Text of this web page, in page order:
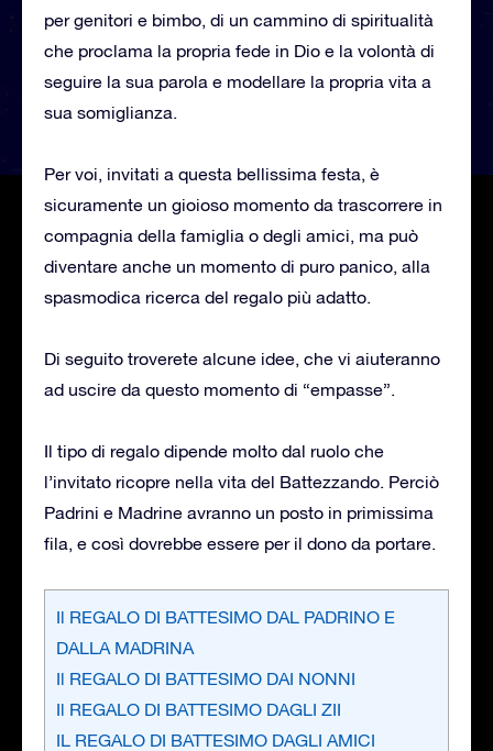
per genitori e bimbo, di un cammino di spiritualità
che proclama la propria fede in Dio e la volontà di
seguire la sua parola e modellare la propria vita a
sua somiglianza.
Per voi, invitati a questa bellissima festa, è
sicuramente un gioioso momento da trascorrere in
compagnia della famiglia o degli amici, ma può
diventare anche un momento di puro panico, alla
spasmodica ricerca del regalo più adatto.
Di seguito troverete alcune idee, che vi aiuteranno
ad uscire da questo momento di “empasse”.
Il tipo di regalo dipende molto dal ruolo che
l’invitato ricopre nella vita del Battezzando. Perciò
Padrini e Madrine avranno un posto in primissima
fila, e così dovrebbe essere per il dono da portare.
Il REGALO DI BATTESIMO DAL PADRINO E
DALLA MADRINA
Il REGALO DI BATTESIMO DAI NONNI
Il REGALO DI BATTESIMO DAGLI ZII
IL REGALO DI BATTESIMO DAGLI AMICI